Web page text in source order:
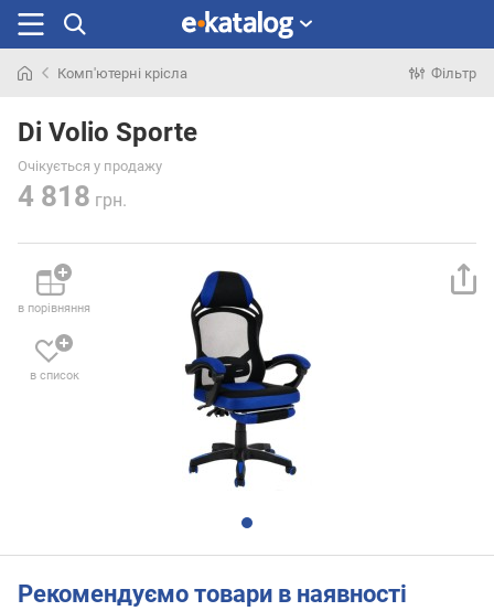
раніше
Комп'ютерні крісла Фільтр
Di Volio Sporte
Очікується у продажу
4 818 грн.
в порівняння
в список
Рекомендуємо товари в наявності